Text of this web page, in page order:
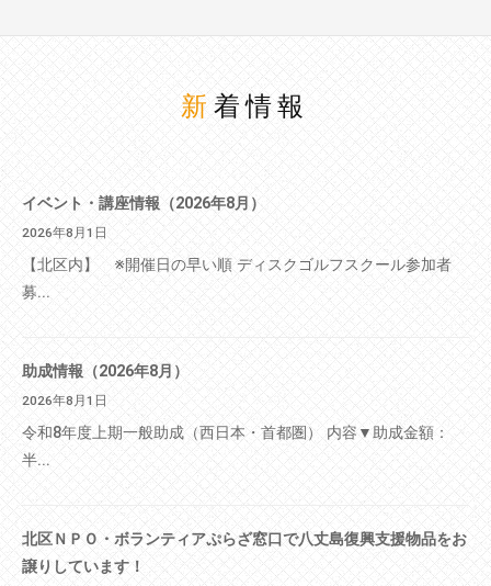
新着情報
イベント・講座情報（2026年8月）
2026年8月1日
【北区内】 ※開催日の早い順 ディスクゴルフスクール参加者
募...
助成情報（2026年8月）
2026年8月1日
令和8年度上期一般助成（西日本・首都圏） 内容▼助成金額：
半...
北区ＮＰＯ・ボランティアぷらざ窓口で八丈島復興支援物品をお
譲りしています！